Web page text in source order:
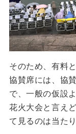
そのため、有料
協賛席には、協
で、一般の仮設
花火大会と言え
て見るのは当た